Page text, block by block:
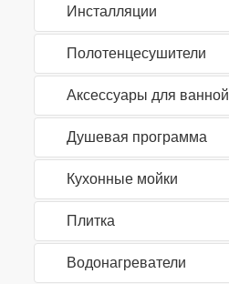
Инсталляции
Полотенцесушители
Аксессуары для ванной
Душевая программа
Кухонные мойки
Плитка
Водонагреватели